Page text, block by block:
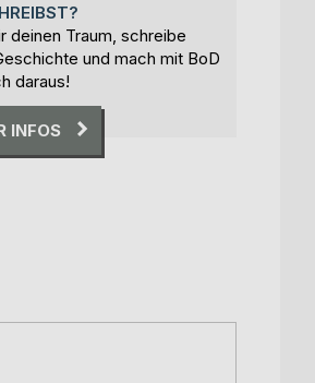
deinen Traum, schreibe
und mach mit BoD
daraus!
INFOS